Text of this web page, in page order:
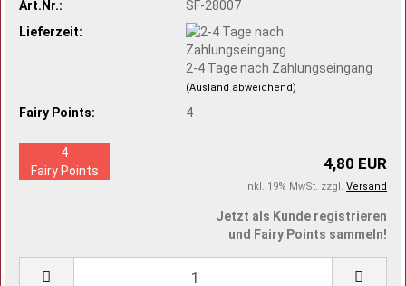
Art.Nr.:
SF-28007
Lieferzeit:
2-4 Tage nach Zahlungseingang
(Ausland abweichend)
Fairy Points: 4
4,80 EUR
inkl. 19% MwSt. zzgl. Versand
4
Fairy Points
Jetzt als Kunde registrieren
und Fairy Points sammeln!